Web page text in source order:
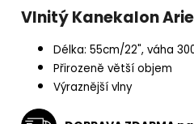
Vlnitý Kanekalon
Délka: 55cm/22", váha
Přirozeně větší objem
Výraznější vlny